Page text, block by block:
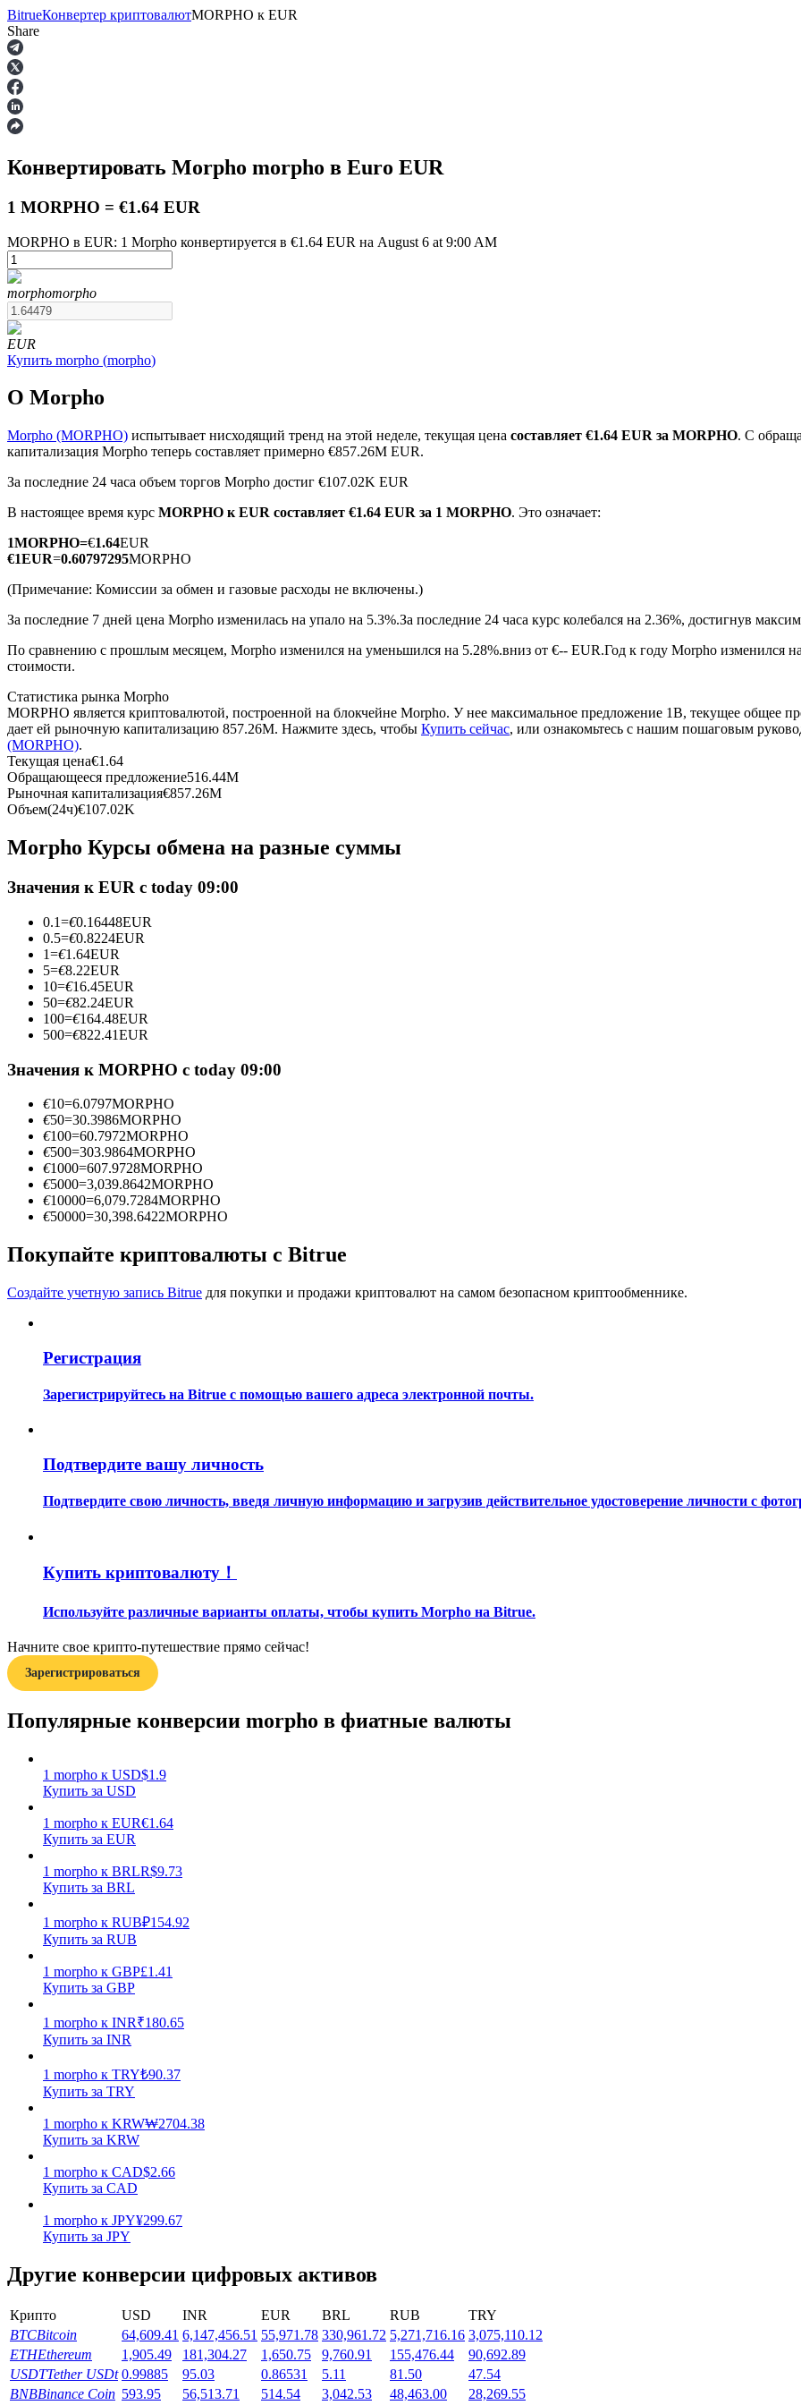
Фьючерсы
USDT-фьючерсы
Фьючерсы с использованием USDT в качестве обеспечения
Фьючерсы на COIN-M
Криптовалютные фьючерсы
USDC фьючерсы
Фьючерсы с использованием USDC в качестве обеспечения
Копирование торговли
Присоединяйтесь к лучшим трейдерам
Станьте копи-трейдером
Наслаждайтесь распределением прибыли и комиссиями за копи-трейдинг
Анализ больших данных, включая торговую информацию и т. д.
Гид
Руководство для начинающих по фьючерсам
Узнайте, как оставаться прибыльным
Заработок
Силовая свинья
BitrueКонвертер криптовалютMORPHO к EUR
Share
Конвертировать Morpho morpho в Euro EUR
1 MORPHO = €1.64 EUR
MORPHO в EUR: 1 Morpho конвертируется в €1.64 EUR на August 6 at 9:00 AM
morphomorpho
EUR
Купить morpho (morpho)
О Morpho
Morpho (MORPHO) испытывает нисходящий тренд на этой неделе, текущая цена составляет €1.64 EUR за MORPHO. С
капитализация Morpho теперь составляет примерно €857.26M EUR.
За последние 24 часа объем торгов Morpho достиг €107.02K EUR
В настоящее время курс MORPHO к EUR составляет €1.64 EUR за 1 MORPHO. Это означает:
1MORPHO=€1.64EUR
€1EUR=0.60797295MORPHO
(Примечание: Комиссии за обмен и газовые расходы не включены.)
За последние 7 дней цена Morpho изменилась на упало на 5.3%.За последние 24 часа курс колебался на 2.36%, достигнув
По сравнению с прошлым месяцем, Morpho изменился на уменьшился на 5.28%.вниз от €-- EUR.Год к году Morpho изменился
стоимости.
Статистика рынка Morpho
MORPHO является криптовалютой, построенной на блокчейне Morpho. У нее максимальное предложение 1B, текущее общее
дает ей рыночную капитализацию 857.26M. Нажмите здесь, чтобы Купить сейчас, или ознакомьтесь с нашим пошаговым
(MORPHO).
Текущая цена€1.64
Обращающееся предложение516.44M
Рыночная капитализация€857.26M
Объем(24ч)€107.02K
Morpho Курсы обмена на разные суммы
Значения к EUR с today 09:00
0.1=€0.16448EUR
0.5=€0.8224EUR
1=€1.64EUR
5=€8.22EUR
10=€16.45EUR
50=€82.24EUR
100=€164.48EUR
500=€822.41EUR
Значения к MORPHO с today 09:00
€10=6.0797MORPHO
€50=30.3986MORPHO
€100=60.7972MORPHO
€500=303.9864MORPHO
€1000=607.9728MORPHO
€5000=3,039.8642MORPHO
€10000=6,079.7284MORPHO
€50000=30,398.6422MORPHO
Покупайте криптовалюты с Bitrue
Создайте учетную запись Bitrue для покупки и продажи криптовалют на самом безопасном криптообменнике.
Регистрация
Зарегистрируйтесь на Bitrue с помощью вашего адреса электронной почты.
Подтвердите вашу личность
Подтвердите свою личность, введя личную информацию и загрузив действительное удостоверение личности с
Купить криптовалюту！
Используйте различные варианты оплаты, чтобы купить Morpho на Bitrue.
Начните свое крипто-путешествие прямо сейчас!
Зарегистрироваться
Популярные конверсии morpho в фиатные валюты
1 morpho к USD$1.9
Купить за USD
1 morpho к EUR€1.64
Купить за EUR
1 morpho к BRLR$9.73
Купить за BRL
1 morpho к RUB₽154.92
Купить за RUB
1 morpho к GBP£1.41
Купить за GBP
1 morpho к INR₹180.65
Купить за INR
1 morpho к TRY₺90.37
Купить за TRY
1 morpho к KRW₩2704.38
Купить за KRW
1 morpho к CAD$2.66
Купить за CAD
1 morpho к JPY¥299.67
Купить за JPY
Другие конверсии цифровых активов
Крипто USD INR EUR BRL RUB
TRY
BTCBitcoin 64,609.41 6,147,456.51 55,971.78 330,961.72 5,271,716.16 3,075,110.12
ETHEthereum 1,905.49 181,304.27 1,650.75 9,760.91 155,476.44
90,692.89
USDTTether USDt 0.99885 95.03 0.86531 5.11 81.50
47.54
BNBBinance Coin 593.95 56,513.71 514.54 3,042.53 48,463.00
28,269.55